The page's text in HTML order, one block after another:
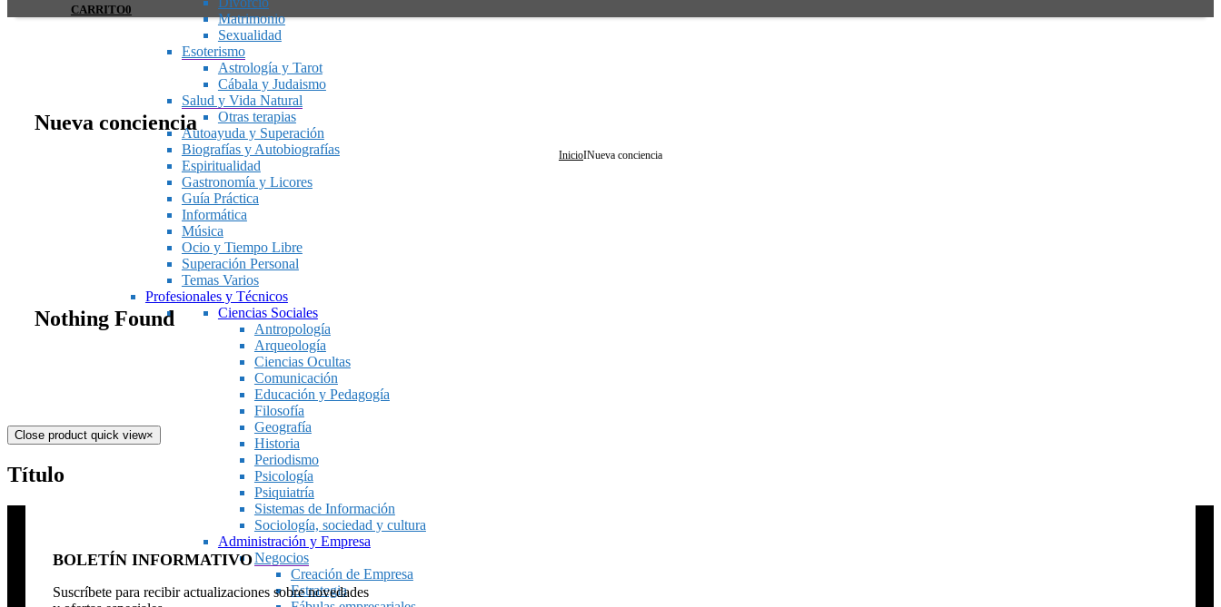
Matrimonio
Sexualidad
Esoterismo
Astrología y Tarot
Cábala y Judaismo
Salud y Vida Natural
Otras terapias
Autoayuda y Superación
Biografías y Autobiografías
Espiritualidad
Gastronomía y Licores
Guía Práctica
Informática
Música
Ocio y Tiempo Libre
Superación Personal
Temas Varios
Profesionales y Técnicos
Ciencias Sociales
Antropología
Arqueología
Ciencias Ocultas
Comunicación
Educación y Pedagogía
Filosofía
Geografía
Historia
Periodismo
Psicología
Psiquiatría
Sistemas de Información
Sociología, sociedad y cultura
Administración y Empresa
Negocios
Creación de Empresa
Estrategia
CARRITO0
Nueva conciencia
InicioINueva conciencia
Nothing Found
Close product quick view×
Título
BOLETÍN INFORMATIVO
Suscríbete para recibir actualizaciones sobre novedades